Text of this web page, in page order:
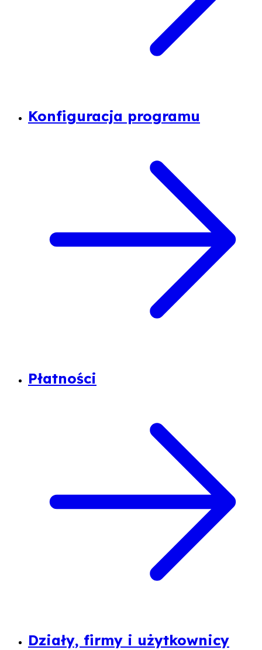
Konfiguracja programu
Płatności
Działy, firmy i użytkownicy